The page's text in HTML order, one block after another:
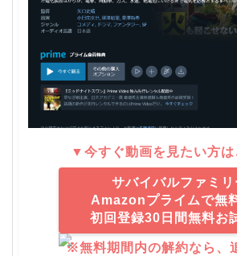
▼今すぐ動画を見たい方
サバイバルファミリ
Amazonプライムで無
初回登録30日間無料お
※無料期間内の解約なら、